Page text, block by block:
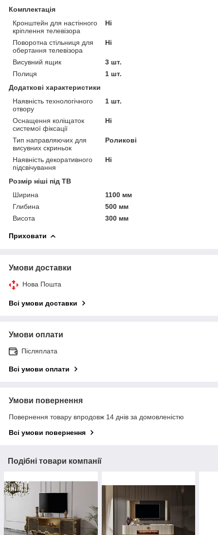
Комплектація
Кронштейн для настінного
кріплення телевізора
Ні
Поворотна стільниця для
обертання телевізора
Ні
Висувний ящик
3 шт.
Полиця
1 шт.
Додаткові характеристики
Наявність технологічного
отвору
1 шт.
Оснащення коліщаток
системої фіксації
Ні
Тип направляючих для
висувних скриньок
Роликові
Наявність декоративного
підсвічування
Ні
Розмір ніші під ТВ
Ширина
1100 мм
Глибина
500 мм
Висота
300 мм
Приховати
Умови доставки
Нова Пошта
Всі умови доставки
Умови оплати
Післяплата
Всі умови оплати
Умови повернення
Повернення товару впродовж 14 днів за домовленістю
Всі умови повернення
Подібні товари компанії